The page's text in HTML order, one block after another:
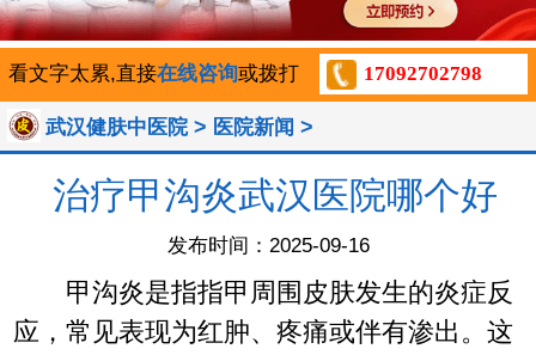
看文字太累,直接在线咨询或拨打 17092702798
武汉健肤中医院> 医院新闻 >
治疗甲沟炎武汉医院哪个好
发布时间：2025-09-16
甲沟炎是指指甲周围皮肤发生的炎症反
应，常见表现为红肿、疼痛或伴有渗出。这